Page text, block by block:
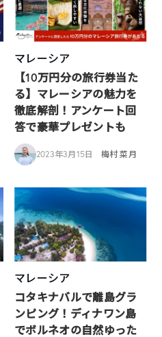
マレーシア
【10万円分の旅行券当た
る】マレーシアの魅力を
徹底解剖！アンケート回
答で豪華プレゼントも
2023年3月15日 梅村 菜月
マレーシア
コタキナバルで離島グラ
ンピング！ディナワン島
でボルネオの自然ゆった